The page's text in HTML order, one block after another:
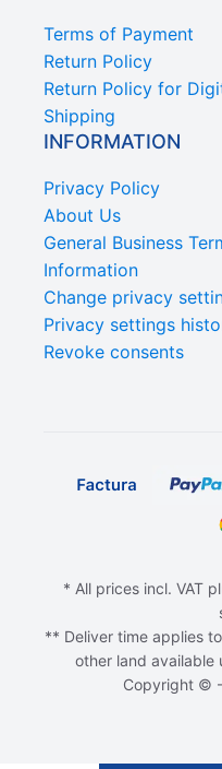
Terms of Payment
Return Policy
Return Policy for
Shipping
INFORMATION
Privacy Policy
About Us
General Business
Information
Change privacy
Privacy settings
Revoke consents
* All prices incl. VAT
** Deliver time applies
other land available
Copyright © -